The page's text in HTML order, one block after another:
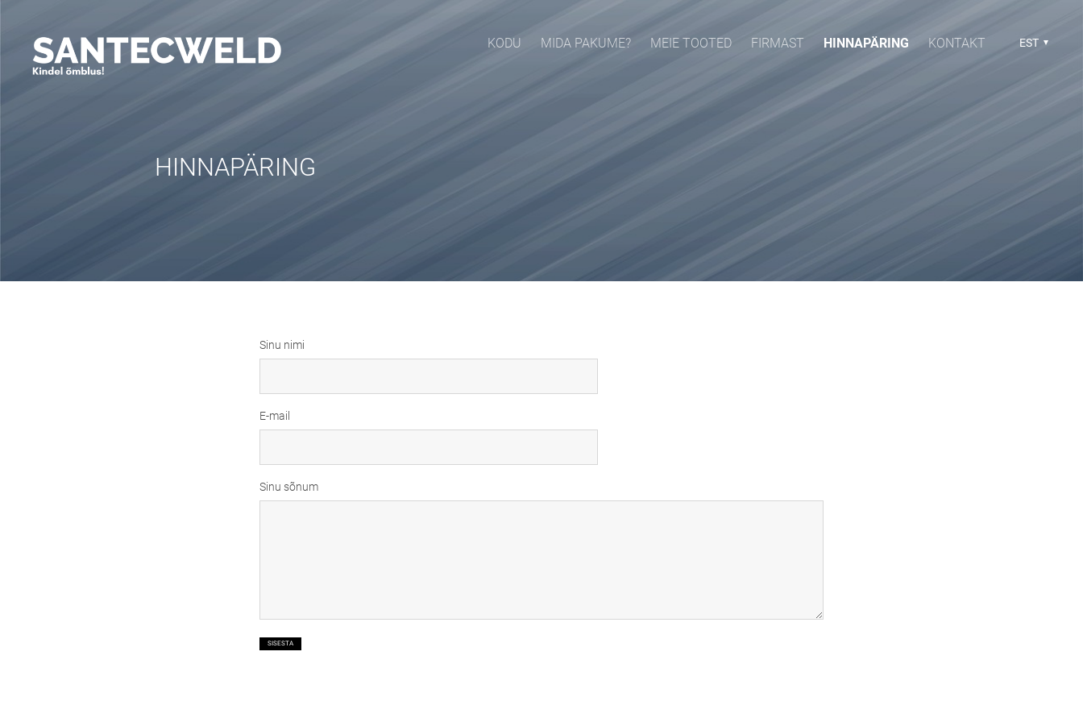
KODU MIDA PAKUME? MEIE TOOTED FIRMAST HINNAPÄRING KONTAKT EST
HINNAPÄRING
Sinu nimi
E-mail
Sinu sõnum